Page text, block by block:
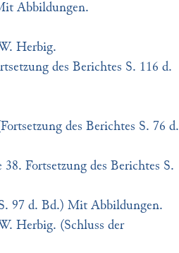
Abbildungen.
Herbig.
des Berichtes S. 116 d.
des Berichtes S. 76 d.
Fortsetzung des Berichtes S.
97 d. Bd.) Mit Abbildungen.
Herbig. (Schluss der